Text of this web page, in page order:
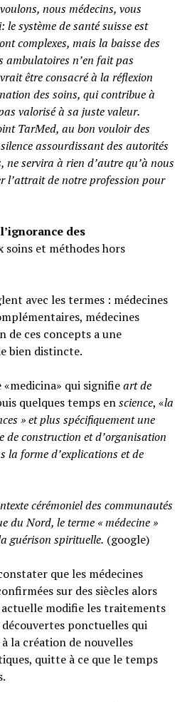
nous médecins, vous
système de santé suisse est
complexes, mais la baisse des
ambulatoires n’en fait pas
être consacré à la réflexion
des soins, qui contribue à
valorisé à sa juste valeur.
TarMed, au bon vouloir des
assourdissant des autorités
ne servira à rien d’autre qu’à nous
l’attrait de notre profession pour
des
soins et méthodes hors
avec les termes : médecines
médecines
de ces concepts a une
bien distincte.
«medicina» qui signifieart de
quelques temps enscience, «la
» et plus spécifiquement une
de construction et d’organisation
la forme d’explications et de
cérémoniel des communautés
du Nord, le terme « médecine »
guérison spirituelle. (google)
que les médecines
sur des siècles alors
modifie les traitements
ponctuelles qui
la création de nouvelles
quitte à ce que le temps